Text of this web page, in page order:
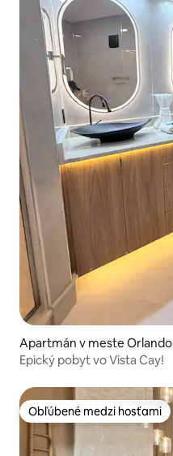
Apartmán v meste Orlando
Epický pobyt vo Vista Cay!
Obľúbené medzi hosťami
Obľúbené medzi hosťami